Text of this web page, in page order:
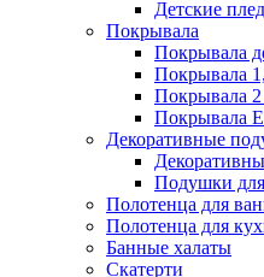
Детские
Покрывала
Покрывала
Покрывала
Покрывала
Покрывала
Декоративные
Подушки
Полотенца для
Полотенца для
Банные халаты
Скатерти